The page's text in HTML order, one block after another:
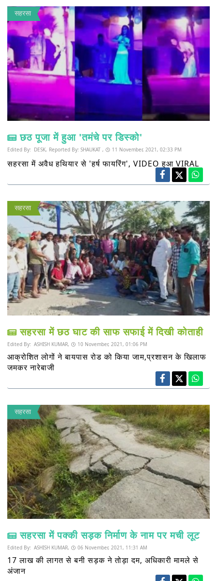
सहरसा
छठ पूजा में हुआ 'तमंचे पर डिस्को'
Edited By: DESK, Reported By: SHAUKAT , 11 November, 2021, 02:33 PM
सहरसा में अवैध हथियार से 'हर्ष फायरिंग', VIDEO हुआ VIRAL
सहरसा
सहरसा में छठ घाट की साफ सफाई में दिखी कोताही
Edited By: ASHISH KUMAR, 10 November, 2021, 01:06 PM
आक्रोशित लोगों ने बायपास रोड को किया जाम,प्रशासन के खिलाफ
जमकर नारेबाजी
सहरसा
सहरसा में पक्की सड़क निर्माण के नाम पर मची लूट
Edited By: ASHISH KUMAR, 06 November, 2021, 11:31 AM
17 लाख की लागत से बनी सड़क ने तोड़ा दम, अधिकारी मामले से
अंजान